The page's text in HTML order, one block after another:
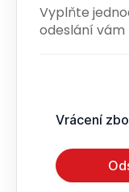
Vyplňte
odeslání vám